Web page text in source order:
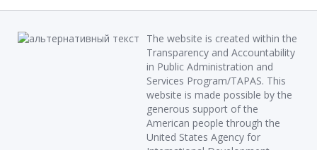
The website is created within the
Transparency and Accountability
in Public Administration and
Services Program/TAPAS. This
website is made possible by the
generous support of the
American people through the
United States Agency for